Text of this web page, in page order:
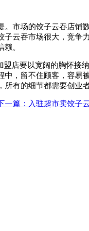
市场的饺子云吞店
云吞市场很大，竞
。
店要以宽阔的胸怀
，留不住顾客，容
有的细节都需要创业
一篇 ：入驻超市卖饺子